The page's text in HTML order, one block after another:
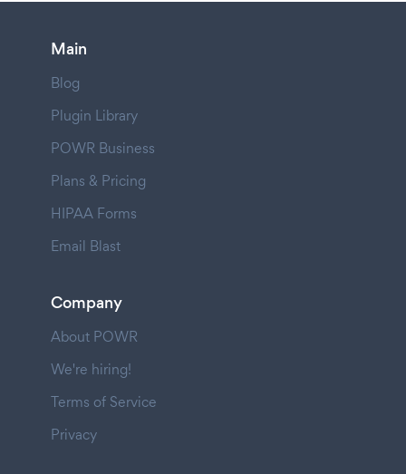
Main
Blog
Plugin Library
POWR Business
Plans & Pricing
HIPAA Forms
Email Blast
Company
About POWR
We're hiring!
Terms of Service
Privacy